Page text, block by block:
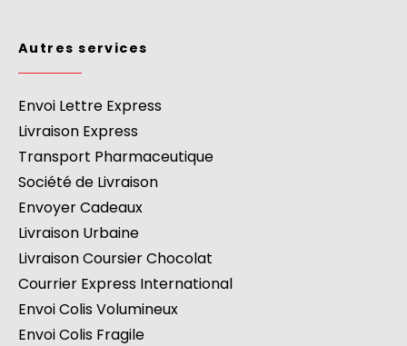
Autres services
Envoi Lettre Express
Livraison Express
Transport Pharmaceutique
Société de Livraison
Envoyer Cadeaux
Livraison Urbaine
Livraison Coursier Chocolat
Courrier Express International
Envoi Colis Volumineux
Envoi Colis Fragile